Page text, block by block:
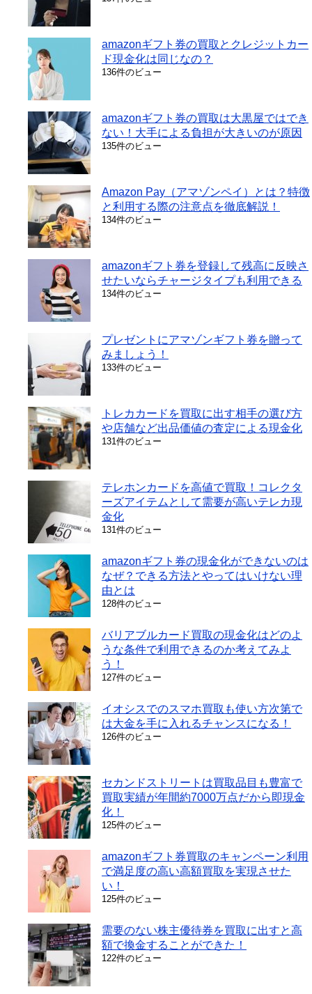
amazonギフト券の買取とクレジットカー
ド現金化は同じなの？
136件のビュー
amazonギフト券の買取は大黒屋ではでき
ない！大手による負担が大きいのが原因
135件のビュー
Amazon Pay（アマゾンペイ）とは？特徴
と利用する際の注意点を徹底解説！
134件のビュー
amazonギフト券を登録して残高に反映さ
せたいならチャージタイプも利用できる
134件のビュー
プレゼントにアマゾンギフト券を贈って
みましょう！
133件のビュー
トレカカードを買取に出す相手の選び方
や店舗など出品価値の査定による現金化
131件のビュー
テレホンカードを高値で買取！コレクタ
ーズアイテムとして需要が高いテレカ現
金化
131件のビュー
amazonギフト券の現金化ができないのは
なぜ？できる方法とやってはいけない理
由とは
128件のビュー
バリアブルカード買取の現金化はどのよ
うな条件で利用できるのか考えてみよ
う！
127件のビュー
イオシスでのスマホ買取も使い方次第で
は大金を手に入れるチャンスになる！
126件のビュー
セカンドストリートは買取品目も豊富で
買取実績が年間約7000万点だから即現金
化！
125件のビュー
amazonギフト券買取のキャンペーン利用
で満足度の高い高額買取を実現させた
い！
125件のビュー
需要のない株主優待券を買取に出すと高
額で換金することができた！
122件のビュー